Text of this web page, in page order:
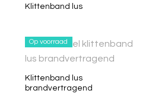
Klittenband lus
Op voorraad
Klittenband lus
brandvertragend